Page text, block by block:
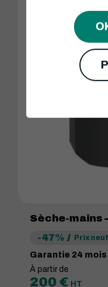
Sèche-mains
-47% Prix neuf
Garantie 24 mois
À partir de
200 € HT